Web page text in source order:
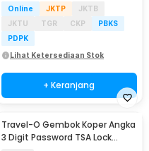
Online JKTP
JKTB
JKTU
TGR CKP
PBKS
PDPK
Lihat Ketersediaan Stok
+ Keranjang
Travel-O Gembok Koper Angka
3 Digit Password TSA Lock